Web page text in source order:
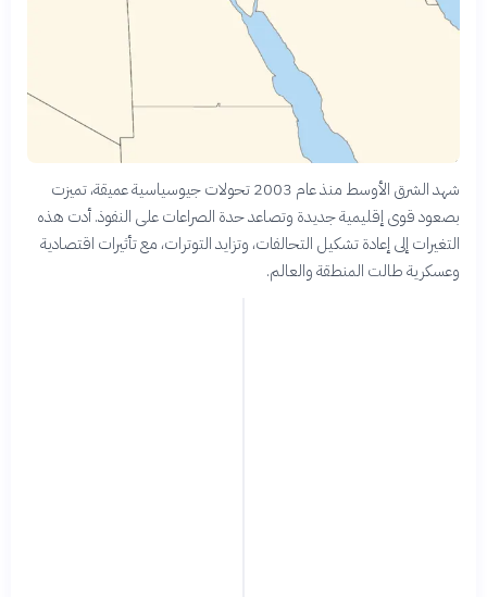
شهد الشرق الأوسط منذ عام 2003 تحولات جيوسياسية عميقة، تميزت
بصعود قوى إقليمية جديدة وتصاعد حدة الصراعات على النفوذ. أدت هذه
التغيرات إلى إعادة تشكيل التحالفات، وتزايد التوترات، مع تأثيرات اقتصادية
وعسكرية طالت المنطقة والعالم.